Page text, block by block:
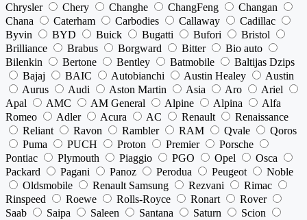
Chrysler
Chery Changhe ChangFeng
Changan
Chana
Caterham Carbodies Callaway
Cadillac
Byvin
BYD Buick Bugatti Bufori
Bristol
Brilliance
Brabus Borgward Bitter
Bio auto
Bilenkin
Bertone Bentley Batmobile
Baltijas Dzips
Bajaj
BAIC Autobianchi Austin Healey
Austin
Aurus
Audi Aston Martin Asia Aro
Ariel
Apal
AMC AM General Alpine Alpina
Alfa
Romeo
Adler Acura AC Renault
Renaissance
Reliant
Ravon Rambler RAM Qvale
Qoros
Puma
PUCH Proton Premier
Porsche
Pontiac
Plymouth Piaggio PGO Opel
Osca
Packard
Pagani Panoz Perodua Peugeot
Noble
Oldsmobile
Renault Samsung Rezvani
Rimac
Rinspeed
Roewe Rolls-Royce Ronart
Rover
Saab
Saipa Saleen Santana Saturn
Scion